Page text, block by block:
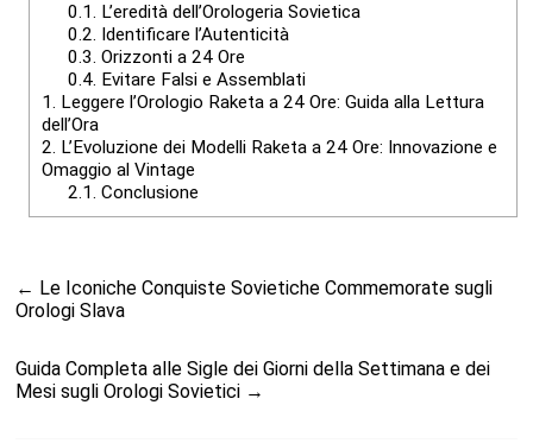
0.1. L’eredità dell’Orologeria Sovietica
0.2. Identificare l’Autenticità
0.3. Orizzonti a 24 Ore
0.4. Evitare Falsi e Assemblati
1. Leggere l’Orologio Raketa a 24 Ore: Guida alla Lettura
dell’Ora
2. L’Evoluzione dei Modelli Raketa a 24 Ore: Innovazione e
Omaggio al Vintage
2.1. Conclusione
← Le Iconiche Conquiste Sovietiche Commemorate sugli
Orologi Slava
Guida Completa alle Sigle dei Giorni della Settimana e dei
Mesi sugli Orologi Sovietici →